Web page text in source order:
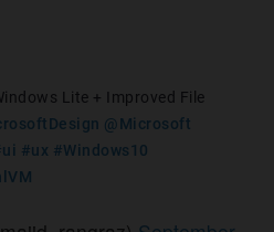
Lite + Improved File
@Microsoft
#ux #Windows10